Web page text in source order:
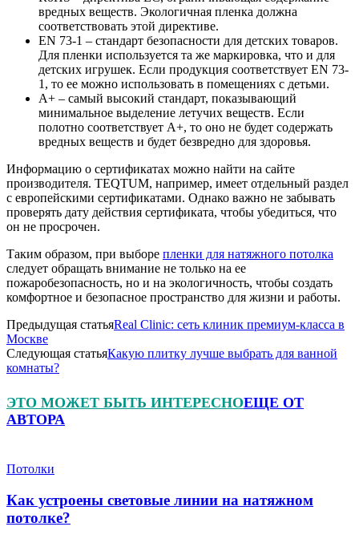
вредных веществ. Экологичная пленка должна
соответствовать этой директиве.
EN 73-1 – стандарт безопасности для детских товаров.
Для пленки используется та же маркировка, что и для
детских игрушек. Если продукция соответствует EN 73-
1, то ее можно использовать в помещениях с детьми.
А+ – самый высокий стандарт, показывающий
минимальное выделение летучих веществ. Если
полотно соответствует А+, то оно не будет содержать
вредных веществ и будет безвредно для здоровья.
Информацию о сертификатах можно найти на сайте
производителя. TEQTUM, например, имеет отдельный раздел
с европейскими сертификатами. Однако важно не забывать
проверять дату действия сертификата, чтобы убедиться, что
он не просрочен.
Таким образом, при выборе пленки для натяжного потолка
следует обращать внимание не только на ее
пожаробезопасность, но и на экологичность, чтобы создать
комфортное и безопасное пространство для жизни и работы.
Предыдущая статьяReal Clinic: сеть клиник премиум-класса в
Москве
Следующая статьяКакую плитку лучше выбрать для ванной
комнаты?
ЭТО МОЖЕТ БЫТЬ ИНТЕРЕСНОЕЩЕ ОТ
АВТОРА
Потолки
Как устроены световые линии на натяжном
потолке?